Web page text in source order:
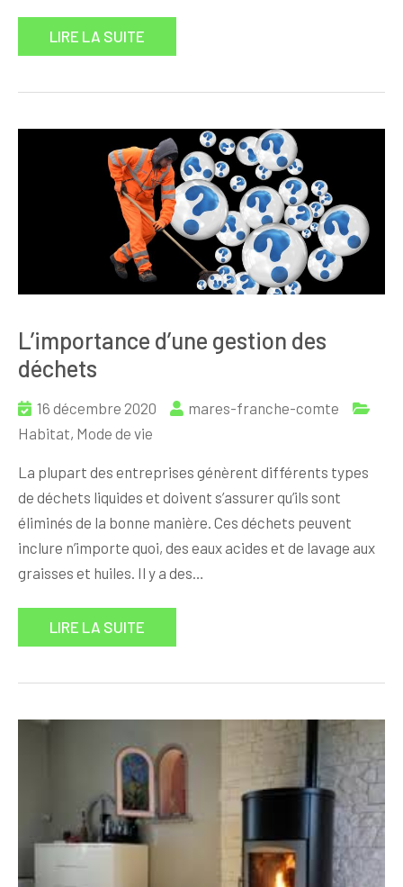
LIRE LA SUITE
L’importance d’une gestion des
déchets
16 décembre 2020
mares-franche-comte
Habitat, Mode de vie
La plupart des entreprises génèrent différents types
de déchets liquides et doivent s’assurer qu’ils sont
éliminés de la bonne manière. Ces déchets peuvent
inclure n’importe quoi, des eaux acides et de lavage aux
graisses et huiles. Il y a des…
LIRE LA SUITE